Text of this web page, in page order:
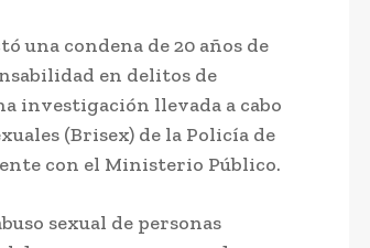
una condena de 20 años de
en delitos de
investigación llevada a cabo
(Brisex) de la Policía de
con el Ministerio Público.
sexual de personas